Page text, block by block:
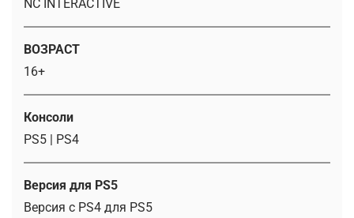
NC INTERACTIVE
ВОЗРАСТ
16+
Консоли
PS5 | PS4
Версия для PS5
Версия с PS4 для PS5